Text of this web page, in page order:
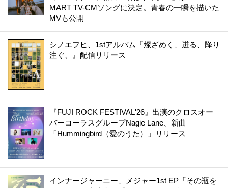
MART TV-CMソングに決定。青春の一瞬を描いた
MVも公開
シノエフヒ、1stアルバム『燦ざめく、迸る、降り
注ぐ、』配信リリース
『FUJI ROCK FESTIVAL'26』出演のクロスオー
バーコーラスグループNagie Lane、新曲
「Hummingbird（愛のうた）」リリース
インナージャーニー、メジャー1st EP「その瓶を